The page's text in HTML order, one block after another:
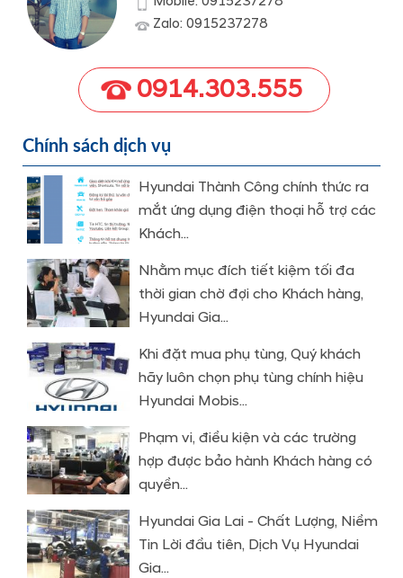
Zalo: 0915237278
0914.303.555
Chính sách dịch vụ
Hyundai Thành Công chính thức ra
mắt ứng dụng điện thoại hỗ trợ các
Khách...
Nhằm mục đích tiết kiệm tối đa
thời gian chờ đợi cho Khách hàng,
Hyundai Gia...
Khi đặt mua phụ tùng, Quý khách
hãy luôn chọn phụ tùng chính hiệu
Hyundai Mobis...
Phạm vi, điều kiện và các trường
hợp được bảo hành Khách hàng có
quyền...
Hyundai Gia Lai - Chất Lượng, Niềm
Tin Lời đầu tiên, Dịch Vụ Hyundai
Gia...